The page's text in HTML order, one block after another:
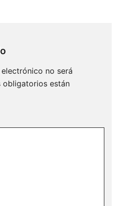
no será
obligatorios están